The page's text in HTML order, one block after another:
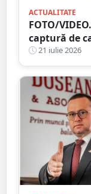
ACTUALITATE
FOTO/
captură de
doar 38.
„șmen”? ;)
21 iulie 2026